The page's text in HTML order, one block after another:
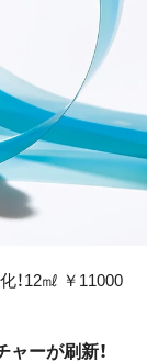
！12㎖ ￥11000
ャーが刷新！